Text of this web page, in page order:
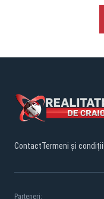
ContactTermeni și condiții
Parteneri: